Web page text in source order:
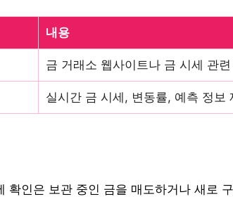
내용
금 거래소 웹사이트나 금 시세 관
실시간 금 시세, 변동률, 예측 정보
확인은 보관 중인 금을 매도하거나 새로